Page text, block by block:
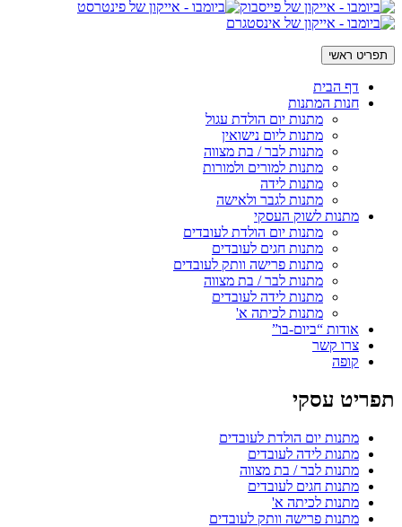
תפריט ראשי
דף הבית
חנות המתנות
מתנות יום הולדת עגול
מתנות ליום נישואין
מתנות לבר / בת מצווה
מתנות למורים ולמורות
מתנות לידה
מתנות לגבר ולאישה
מתנות לשוק העסקי
מתנות יום הולדת לעובדים
מתנות חגים לעובדים
מתנות פרישה וותק לעובדים
מתנות לבר / בת מצווה
מתנות לידה לעובדים
מתנות לכיתה א'
אודות “ביום-בו”
צרו קשר
קופה
תפריט עסקי
מתנות יום הולדת לעובדים
מתנות לידה לעובדים
מתנות לבר / בת מצווה
מתנות חגים לעובדים
מתנות לכיתה א'
מתנות פרישה וותק לעובדים